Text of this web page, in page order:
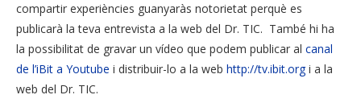
compartir experiències guanyaràs notorietat perquè es
publicarà la teva entrevista a la web del Dr. TIC. També hi ha
la possibilitat de gravar un vídeo que podem publicar al canal
de l’iBit a Youtube i distribuir-lo a la web http://tv.ibit.orgi a la
web del Dr. TIC.